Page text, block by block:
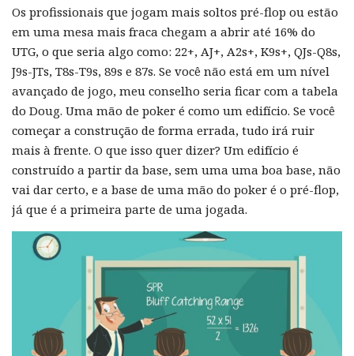
Os profissionais que jogam mais soltos pré-flop ou estão
em uma mesa mais fraca chegam a abrir até 16% do
UTG, o que seria algo como: 22+, AJ+, A2s+, K9s+, QJs-Q8s,
J9s-JTs, T8s-T9s, 89s e 87s. Se você não está em um nível
avançado de jogo, meu conselho seria ficar com a tabela
do Doug. Uma mão de poker é como um edifício. Se você
começar a construção de forma errada, tudo irá ruir
mais à frente. O que isso quer dizer? Um edifício é
construído a partir da base, sem uma uma boa base, não
vai dar certo, e a base de uma mão do poker é o pré-flop,
já que é a primeira parte de uma jogada.